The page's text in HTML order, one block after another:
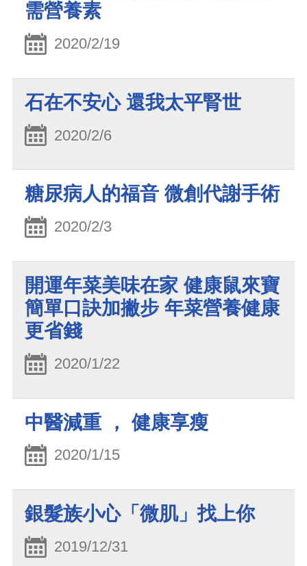
需營養素
2020/2/19
石在不安心 還我太平腎世
2020/2/6
糖尿病人的福音 微創代謝手術
2020/2/3
開運年菜美味在家 健康鼠來寶
簡單口訣加撇步 年菜營養健康
更省錢
2020/1/22
中醫減重 ， 健康享瘦
2020/1/15
銀髮族小心「微肌」找上你
2019/12/31